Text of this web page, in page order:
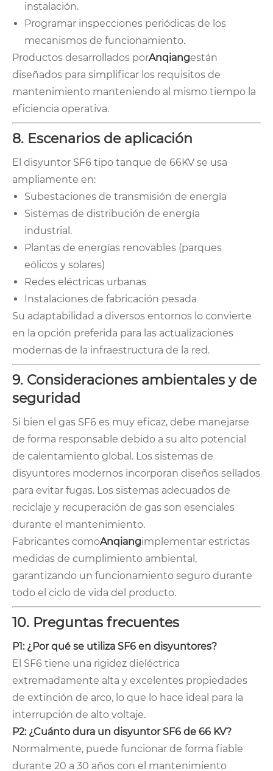
instalación.
Programar inspecciones periódicas de los
mecanismos de funcionamiento.
Productos desarrollados porAnqiangestán
diseñados para simplificar los requisitos de
mantenimiento manteniendo al mismo tiempo la
eficiencia operativa.
8. Escenarios de aplicación
El disyuntor SF6 tipo tanque de 66KV se usa
ampliamente en:
Subestaciones de transmisión de energía
Sistemas de distribución de energía
industrial.
Plantas de energías renovables (parques
eólicos y solares)
Redes eléctricas urbanas
Instalaciones de fabricación pesada
Su adaptabilidad a diversos entornos lo convierte
en la opción preferida para las actualizaciones
modernas de la infraestructura de la red.
9. Consideraciones ambientales y de
seguridad
Si bien el gas SF6 es muy eficaz, debe manejarse
de forma responsable debido a su alto potencial
de calentamiento global. Los sistemas de
disyuntores modernos incorporan diseños sellados
para evitar fugas. Los sistemas adecuados de
reciclaje y recuperación de gas son esenciales
durante el mantenimiento.
Fabricantes comoAnqiangimplementar estrictas
medidas de cumplimiento ambiental,
garantizando un funcionamiento seguro durante
todo el ciclo de vida del producto.
10. Preguntas frecuentes
P1: ¿Por qué se utiliza SF6 en disyuntores?
El SF6 tiene una rigidez dieléctrica
extremadamente alta y excelentes propiedades
de extinción de arco, lo que lo hace ideal para la
interrupción de alto voltaje.
P2: ¿Cuánto dura un disyuntor SF6 de 66 KV?
Normalmente, puede funcionar de forma fiable
durante 20 a 30 años con el mantenimiento